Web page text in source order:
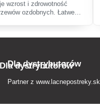
wzrost i zdrowotność
ozdobnych. Łatwe
Dla dystrybutorów
Partner zwww.lacnepostreky.sk